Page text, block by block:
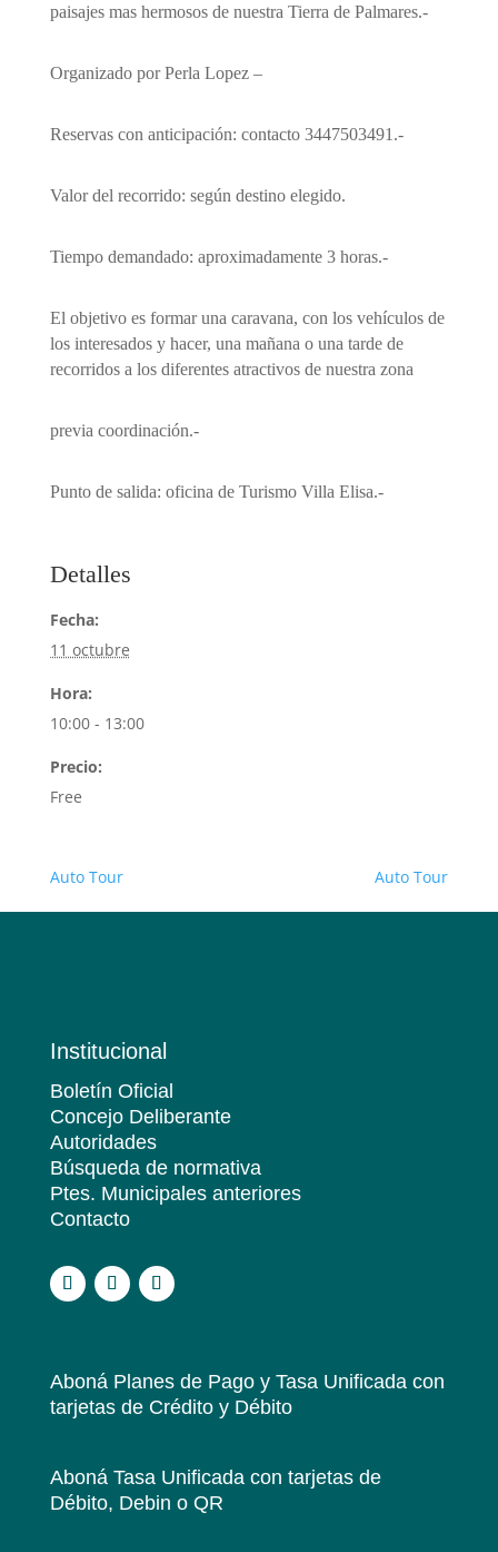
paisajes mas hermosos de nuestra Tierra de Palmares.-
Organizado por Perla Lopez –
Reservas con anticipación: contacto 3447503491.-
Valor del recorrido: según destino elegido.
Tiempo demandado: aproximadamente 3 horas.-
El objetivo es formar una caravana, con los vehículos de
los interesados y hacer, una mañana o una tarde de
recorridos a los diferentes atractivos de nuestra zona
previa coordinación.-
Punto de salida: oficina de Turismo Villa Elisa.-
Detalles
Fecha:
11 octubre
Hora:
10:00 - 13:00
Precio:
Free
Auto Tour Auto Tour
Institucional
Boletín Oficial
Concejo Deliberante
Autoridades
Búsqueda de normativa
Ptes. Municipales anteriores
Contacto
Aboná Planes de Pago y Tasa Unificadacon
tarjetas de Crédito y Débito
Aboná Tasa Unificadacon tarjetas de
Débito, Debin o QR